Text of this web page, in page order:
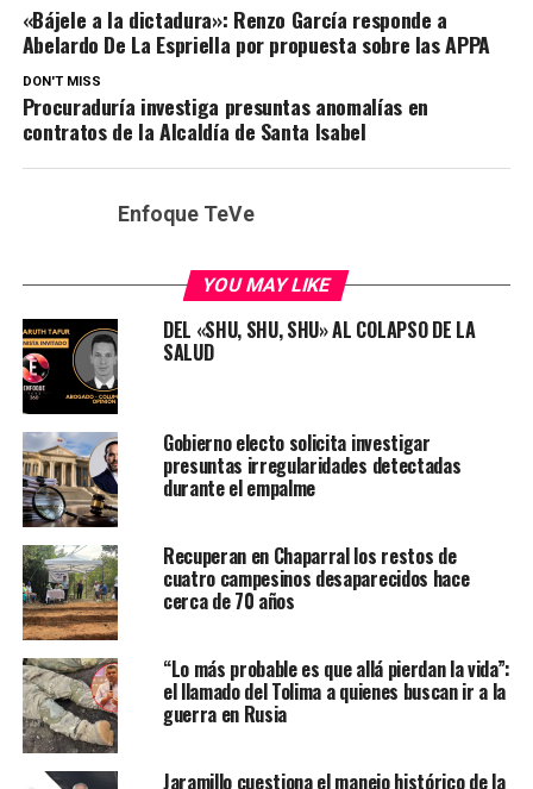
«Bájele a la dictadura»: Renzo García responde a
Abelardo De La Espriella por propuesta sobre las APPA
DON'T MISS
Procuraduría investiga presuntas anomalías en
contratos de la Alcaldía de Santa Isabel
Enfoque TeVe
YOU MAY LIKE
DEL «SHU, SHU, SHU» AL COLAPSO DE LA
SALUD
Gobierno electo solicita investigar
presuntas irregularidades detectadas
durante el empalme
Recuperan en Chaparral los restos de
cuatro campesinos desaparecidos hace
cerca de 70 años
“Lo más probable es que allá pierdan la vida”:
el llamado del Tolima a quienes buscan ir a la
guerra en Rusia
Jaramillo cuestiona el manejo histórico de la